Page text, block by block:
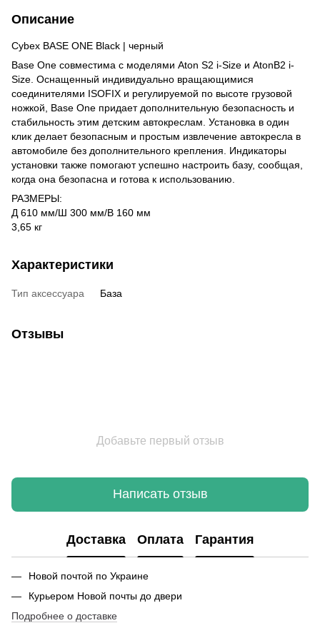
Описание
Cybex BASE ONE Black | черный
Base One совместима с моделями Aton S2 i-Size и AtonB2 i-
Size. Оснащенный индивидуально вращающимися
соединителями ISOFIX и регулируемой по высоте грузовой
ножкой, Base One придает дополнительную безопасность и
стабильность этим детским автокреслам. Установка в один
клик делает безопасным и простым извлечение автокресла в
автомобиле без дополнительного крепления. Индикаторы
установки также помогают успешно настроить базу, сообщая,
когда она безопасна и готова к использованию.
РАЗМЕРЫ:
Д 610 мм/Ш 300 мм/В 160 мм
3,65 кг
Характеристики
Тип аксессуара База
Отзывы
Добавьте первый отзыв
Написать отзыв
Доставка Оплата Гарантия
Новой почтой по Украине
Курьером Новой почты до двери
Подробнее о доставке